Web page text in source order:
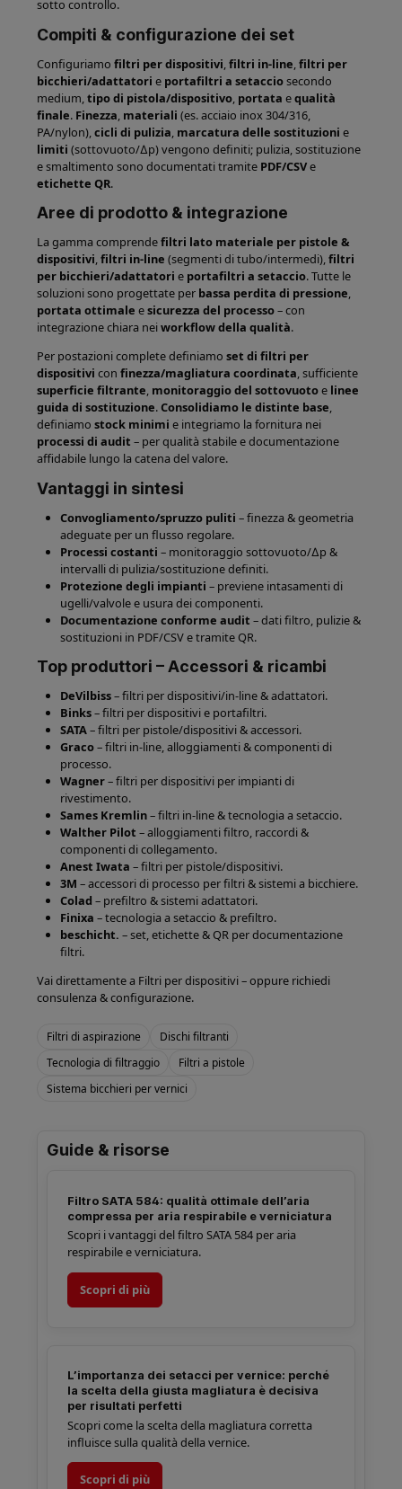
sotto controllo.
Compiti & configurazione dei set
Configuriamo filtri per dispositivi,filtri in-line,filtri per
bicchieri/adattatori e portafiltri a setacciosecondo
medium,tipo di pistola/dispositivo, portata equalità
finale. Finezza, materiali (es. acciaio inox 304/316,
PA/nylon),cicli di pulizia, marcatura delle sostituzioni e
limiti (sottovuoto/∆p) vengono definiti; pulizia, sostituzione
e smaltimento sono documentati tramite PDF/CSVe
etichette QR.
Aree di prodotto & integrazione
La gamma comprendefiltri lato materiale per pistole &
dispositivi,filtri in-line (segmenti di tubo/intermedi),filtri
per bicchieri/adattatori e portafiltri a setaccio. Tutte le
soluzioni sono progettate per bassa perdita di pressione,
portata ottimale esicurezza del processo– con
integrazione chiara neiworkflow della qualità.
Per postazioni complete definiamo set di filtri per
dispositivi con finezza/magliatura coordinata, sufficiente
superficie filtrante, monitoraggio del sottovuotoe linee
guida di sostituzione.Consolidiamo le distinte base,
definiamo stock minimi e integriamo la fornitura nei
processi di audit – per qualità stabile e documentazione
affidabile lungo la catena del valore.
Vantaggi in sintesi
Convogliamento/spruzzo puliti – finezza & geometria
adeguate per un flusso regolare.
Processi costanti – monitoraggio sottovuoto/∆p &
intervalli di pulizia/sostituzione definiti.
Protezione degli impianti – previene intasamenti di
ugelli/valvole e usura dei componenti.
Documentazione conforme audit – dati filtro, pulizie &
sostituzioni in PDF/CSV e tramite QR.
Top produttori – Accessori & ricambi
DeVilbiss– filtri per dispositivi/in-line & adattatori.
Binks– filtri per dispositivi e portafiltri.
SATA– filtri per pistole/dispositivi & accessori.
Graco– filtri in-line, alloggiamenti & componenti di
processo.
Wagner– filtri per dispositivi per impianti di
rivestimento.
Sames Kremlin– filtri in-line & tecnologia a setaccio.
Walther Pilot – alloggiamenti filtro, raccordi &
componenti di collegamento.
Anest Iwata – filtri per pistole/dispositivi.
3M – accessori di processo per filtri & sistemi a bicchiere.
Colad – prefiltro & sistemi adattatori.
Finixa – tecnologia a setaccio & prefiltro.
beschicht. – set, etichette & QR per documentazione
filtri.
Vai direttamente a Filtri per dispositivi– oppure richiedi
consulenza & configurazione.
Filtri di aspirazione
Dischi filtranti
Tecnologia di filtraggio
Filtri a pistole
Sistema bicchieri per vernici
Guide & risorse
Filtro SATA 584: qualità ottimale dell’aria
compressa per aria respirabile e verniciatura
Scopri i vantaggi del filtro SATA 584 per aria
respirabile e verniciatura.
Scopri di più
L’importanza dei setacci per vernice: perché
la scelta della giusta magliatura è decisiva
per risultati perfetti
Scopri come la scelta della magliatura corretta
influisce sulla qualità della vernice.
Scopri di più